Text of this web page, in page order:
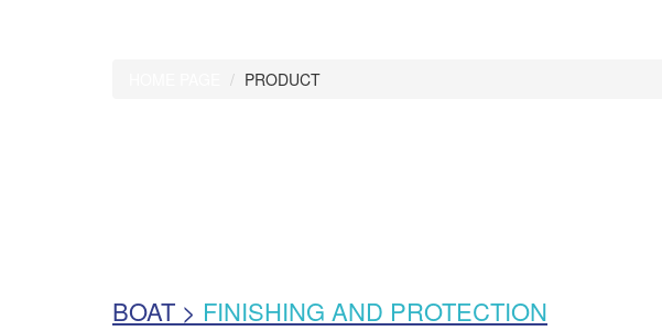
PRODUCT
BOAT > FINISHING AND PROTECTION